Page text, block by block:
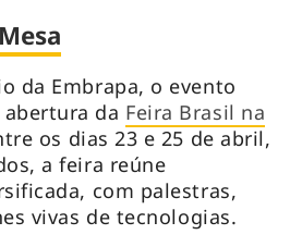
da Embrapa, o evento
da Feira Brasil na
os dias 23 e 25 de abril,
a feira reúne
com palestras,
vivas de tecnologias.